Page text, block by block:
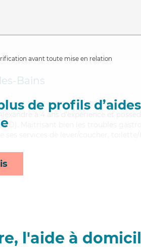
avant toute mise en relation
de profils
Bains
a 4 ans d'expérience et
Maitrisant bien les troubles
l'aide à